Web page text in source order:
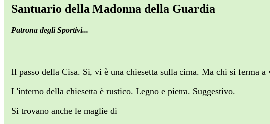
Santuario della Madonna della Guardia
Patrona degli Sportivi...
Il passo della Cisa. Si, vi è una chiesetta sulla cima. Ma chi si ferma
L'interno della chiesetta è rustico. Legno e pietra. Suggestivo.
Si trovano anche le maglie di